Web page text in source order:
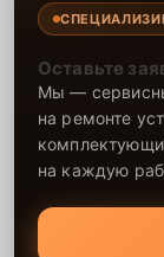
Оставьте
Мы —
на ремонте
на каждую